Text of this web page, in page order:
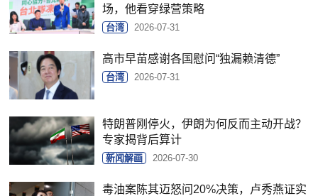
场，他看穿绿营策略
台湾 2026-07-31
高市早苗感谢各国慰问“独漏赖清德”
台湾 2026-07-31
特朗普刚停火，伊朗为何反而主动开战？
专家揭背后算计
新闻解画 2026-07-30
毒油案陈其迈怒问20%决策，卢秀燕证实